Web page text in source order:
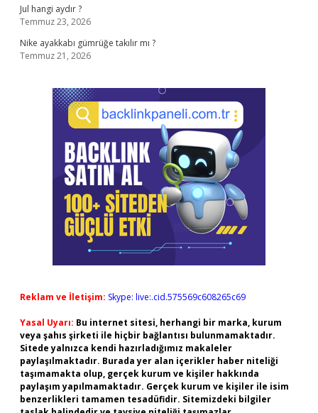
Jul hangi aydır ?
Temmuz 23, 2026
Nike ayakkabı gümrüğe takılır mı ?
Temmuz 21, 2026
Reklam ve İletişim: Skype: live:.cid.575569c608265c69
Yasal Uyarı: Bu internet sitesi, herhangi bir marka, kurum
veya şahıs şirketi ile hiçbir bağlantısı bulunmamaktadır.
Sitede yalnızca kendi hazırladığımız makaleler
paylaşılmaktadır. Burada yer alan içerikler haber niteliği
taşımamakta olup, gerçek kurum ve kişiler hakkında
paylaşım yapılmamaktadır. Gerçek kurum ve kişiler ile isim
benzerlikleri tamamen tesadüfidir. Sitemizdeki bilgiler